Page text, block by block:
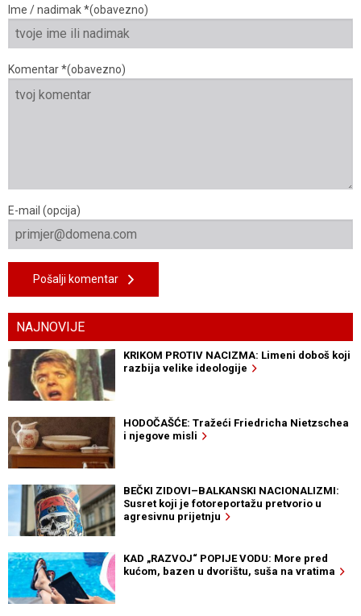
Ime / nadimak *(obavezno)
Komentar *(obavezno)
E-mail (opcija)
Pošalji komentar
NAJNOVIJE
KRIKOM PROTIV NACIZMA: Limeni doboš koji
razbija velike ideologije
HODOČAŠĆE: Tražeći Friedricha Nietzschea
i njegove misli
BEČKI ZIDOVI–BALKANSKI NACIONALIZMI:
Susret koji je fotoreportažu pretvorio u
agresivnu prijetnju
KAD „RAZVOJ“ POPIJE VODU: More pred
kućom, bazen u dvorištu, suša na vratima